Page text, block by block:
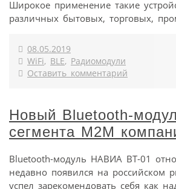
Широкое применение такие
различных бытовых, торговых,
08.05.2019
WiFi, BLE, Радиомодули
Оставить комментарий
Новый Bluetooth-
сегмента М2М
Bluetooth-модуль НАВИА BT-01
недавно появился на российском
успел зарекомендовать себя как